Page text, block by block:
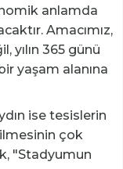
anlamda
Amacımız,
yılın 365 günü
yaşam alanına
ise tesislerin
çok
"Stadyumun